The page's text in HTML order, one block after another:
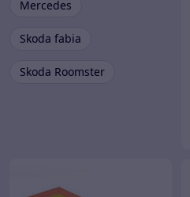
Mercedes
Skoda fabia
Skoda Roomster